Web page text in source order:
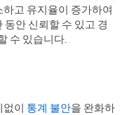
고 유지율이 증가하여
안 신뢰할 수 있고 경
수 있습니다.
없이 통계 불안을 완화하